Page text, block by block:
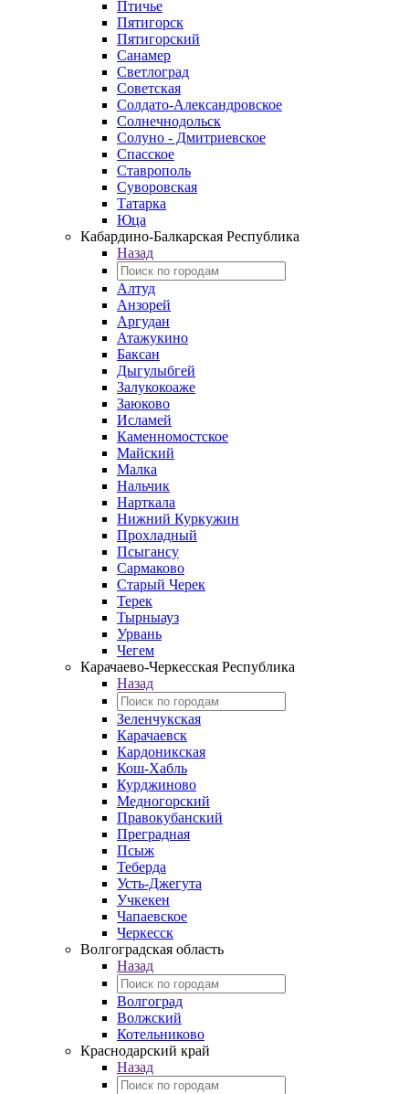
Птичье
Пятигорск
Пятигорский
Санамер
Светлоград
Советская
Солдато-Александровское
Солнечнодольск
Солуно - Дмитриевское
Спасское
Ставрополь
Суворовская
Татарка
Юца
Кабардино‑Балкарская Республика
Назад
Алтуд
Анзорей
Аргудан
Атажукино
Баксан
Дыгулыбгей
Залукокоаже
Заюково
Исламей
Каменномостское
Майский
Малка
Нальчик
Нарткала
Нижний Куркужин
Прохладный
Псыгансу
Сармаково
Старый Черек
Терек
Тырныауз
Урвань
Чегем
Карачаево-Черкесская Республика
Назад
Зеленчукская
Карачаевск
Кардоникская
Кош-Хабль
Курджиново
Медногорский
Правокубанский
Преградная
Псыж
Теберда
Усть-Джегута
Учкекен
Чапаевское
Черкесск
Волгоградская область
Назад
Волгоград
Волжский
Котельниково
Краснодарский край
Назад